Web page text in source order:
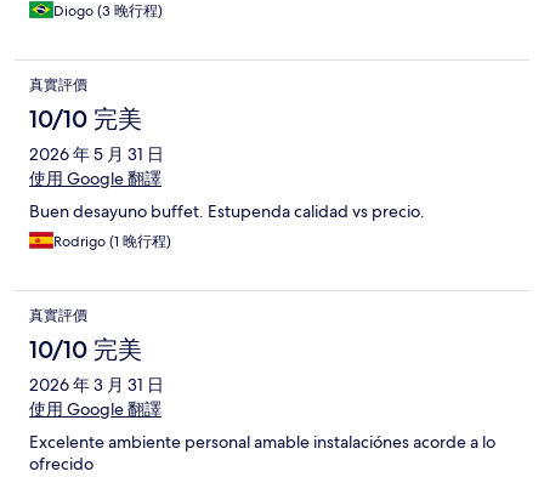
Diogo (3 晚行程)
真實評價
10/10 完美
2026 年 5 月 31 日
使用 Google 翻譯
Buen desayuno buffet. Estupenda calidad vs precio.
Rodrigo (1 晚行程)
真實評價
10/10 完美
2026 年 3 月 31 日
使用 Google 翻譯
Excelente ambiente personal amable instalaciónes acorde a lo
ofrecido